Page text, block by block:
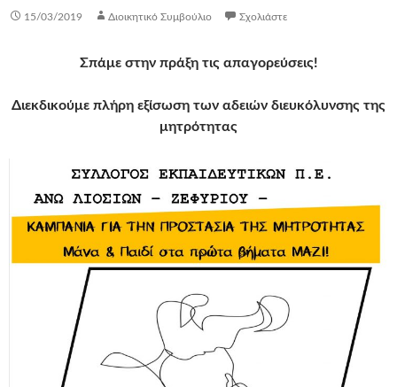
15/03/2019 Διοικητικό Συμβούλιο Σχολιάστε
Σπάμε στην πράξη τις απαγορεύσεις!
Διεκδικούμε πλήρη εξίσωση των αδειών διευκόλυνσης της
μητρότητας